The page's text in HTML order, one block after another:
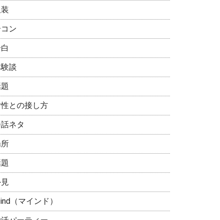
ン
談
との接し方
ネタ
（マインド）